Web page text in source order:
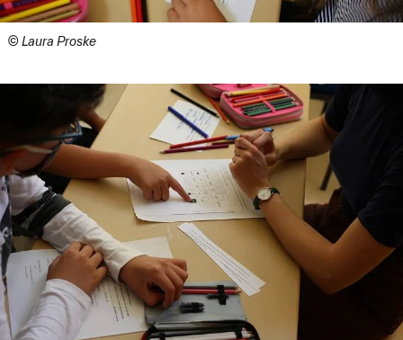
HSA_teach,
siehe Pressespiegel
wissenschaftliche Hilfskräfte bewerben.
Bewerbungsschluss: 31.12.2020,siehe Ausschreibung
Studierende der Forschungsgruppe für optimierte
Wertschöpfung –
HSA_opsentwickeln ein Konzept für
einen gemeinsamen Förderunterricht
(Brückenangebot) der Hochschule Augsburg und der
Grundschule Augsburg Vor dem Roten Tor unter
Leitung des Lehrkörpers der Grundschule. Unterstützt
wird das Transferprojekt HSA_teach
vonHSA_transfer– der Agentur für kooperative
Hoschschulprojekte im Rahmen der Bund-Länder-
InitiativeInnovative Hochschule.
Treffen zwischen Lehrkräften und Studierenden.
© Laura Proske